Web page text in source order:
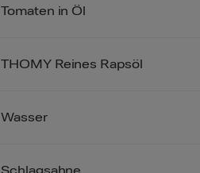
Tomaten in Öl
THOMY Reines Rapsöl
Wasser